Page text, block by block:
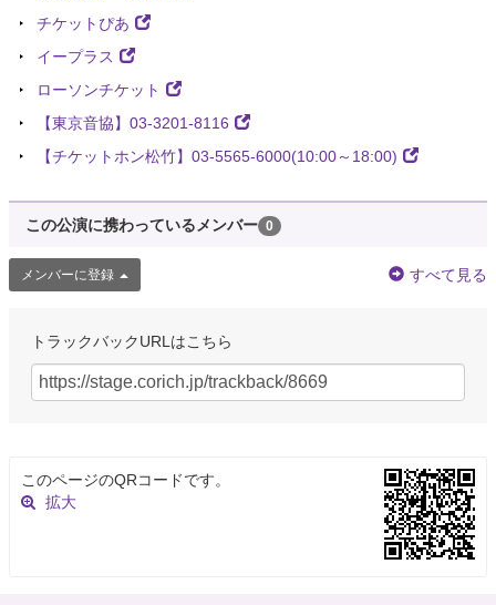
チケットぴあ
イープラス
ローソンチケット
【東京音協】03-3201-8116
【チケットホン松竹】03-5565-6000(10:00～18:00)
この公演に携わっているメンバー 0
メンバーに登録 すべて見る
トラックバックURLはこちら
このページのQRコードです。
拡大